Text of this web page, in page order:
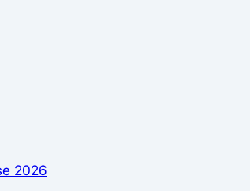
2026